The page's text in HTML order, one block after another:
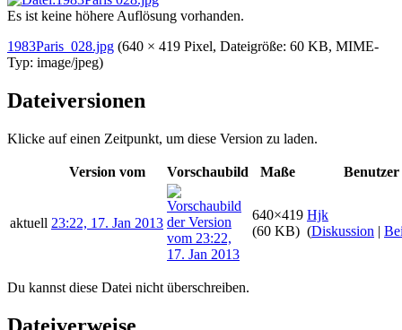
Es ist keine höhere Auflösung vorhanden.
1983Paris_028.jpg (640 × 419 Pixel, Dateigröße: 60 KB, MIME-
Typ: image/jpeg)
Dateiversionen
Klicke auf einen Zeitpunkt, um diese Version zu laden.
Version vom Vorschaubild Maße Benutzer
aktuell 23:22, 17. Jan 2013
640×419
(60 KB)
Hjk
(Diskussion |
Du kannst diese Datei nicht überschreiben.
Dateiverweise